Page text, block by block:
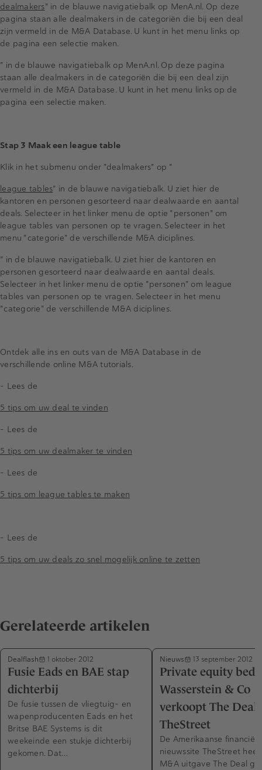
dealmakers" in de blauwe navigatiebalk op MenA.nl. Op deze
pagina staan alle dealmakers in de categoriën die bij een deal
zijn vermeld in de M&A Database. U kunt in het menu links op
de pagina een selectie maken.
" in de blauwe navigatiebalk op MenA.nl. Op deze pagina
staan alle dealmakers in de categoriën die bij een deal zijn
vermeld in de M&A Database. U kunt in het menu links op de
pagina een selectie maken.
Stap 3 Maak een league table
Klik in het submenu onder "dealmakers" op "
league tables" in de blauwe navigatiebalk. U ziet hier de
kantoren en personen gesorteerd naar dealwaarde en aantal
deals. Selecteer in het linker menu de optie "personen" om
league tables van personen op te vragen. Selecteer in het
menu "categorie" de verschillende M&A diciplines.
" in de blauwe navigatiebalk. U ziet hier de kantoren en
personen gesorteerd naar dealwaarde en aantal deals.
Selecteer in het linker menu de optie "personen" om league
tables van personen op te vragen. Selecteer in het menu
"categorie" de verschillende M&A diciplines.
Ontdek alle ins en outs van de M&A Database in de
verschillende online M&A tutorials.
- Lees de
5 tips om uw deal te vinden
- Lees de
5 tips om uw dealmaker te vinden
- Lees de
5 tips om league tables te maken
- Lees de
5 tips om uw deals zo snel mogelijk online te zetten
Gerelateerde artikelen
Dealflash 1 oktober 2012
Fusie Eads en BAE stap
dichterbij
De fusie tussen de vliegtuig- en
wapenproducenten Eads en het
Britse BAE Systems is dit
weekeinde een stukje dichterbij
gekomen. Dat…
Nieuws 13 september 2012
Private equity
Wasserstein & Co
verkoopt The Deal
TheStreet
De Amerikaanse financiële
nieuwssite TheStreet
M&A uitgave The Deal